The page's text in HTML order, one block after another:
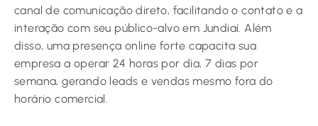
canal de comunicação direto, facilitando o contato e a
interação com seu público-alvo em Jundiaí. Além
disso, uma presença online forte capacita sua
empresa a operar 24 horas por dia, 7 dias por
semana, gerando leads e vendas mesmo fora do
horário comercial.